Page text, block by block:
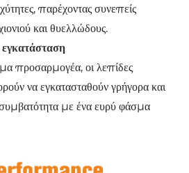
παρέχοντας συνεπείς
και θυελλώδους.
προσαρμογέα, οι λεπίδες
να εγκατασταθούν γρήγορα και
με ένα ευρύ φάσμα